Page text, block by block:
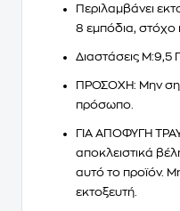
Περιλαμβάνει
8 εμπόδια, στόχο
Διαστάσεις Μ:9,5
ΠΡΟΣΟΧΗ: Μην
πρόσωπο.
ΓΙΑ ΑΠΟΦΥΓΗ
αποκλειστικά
αυτό το προϊόν.
εκτοξευτή.